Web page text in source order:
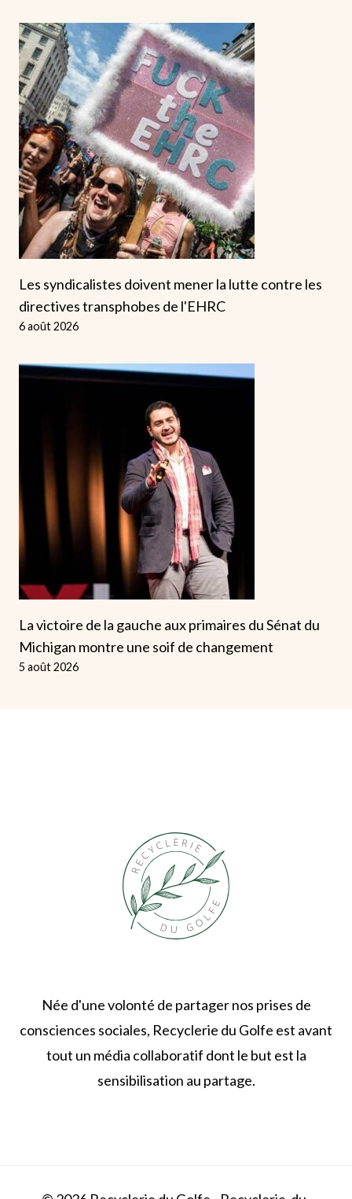
Les syndicalistes doivent mener la lutte contre les
directives transphobes de l'EHRC
6 août 2026
La victoire de la gauche aux primaires du Sénat du
Michigan montre une soif de changement
5 août 2026
Née d'une volonté de partager nos prises de
consciences sociales, Recyclerie du Golfe est avant
tout un média collaboratif dont le but est la
sensibilisation au partage.